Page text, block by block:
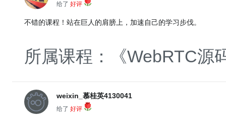
给了 好评
不错的课程！站在巨人的肩膀上，加速自己的学习步伐。
所属课程：《WebRTC源
weixin_慕桂英4130041
给了 好评